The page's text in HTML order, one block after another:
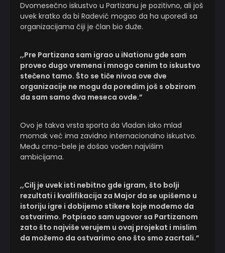
Dvomesečno iskustvo u Partizanu je pozitivno, ali još
uvek kratko da bi Radević mogao da ha uporedi sa
organizacijama čiji je član bio duže.
,,Pre Partizana sam igrao u iNationu gde sam
proveo dugo vremena i mnogo cenim to iskustvo
stečeno tamo. Što se tiče nivoa ove dve
organizacije ne mogu da poredim još s obzirom
da sam samo dva meseca ovde.”
Ovo je takva vrsta sporta da Vladan iako mlad
momak već ima zavidno internacionalno iskustvo.
Među crno-bele je došao vođen najvišim
ambicijama.
,,Cilj je uvek isti nebitno gde igram, što bolji
rezultati i kvalifikacija za Major da se upišemo u
istoriju igre i dobijemo stikere koje mođemo da
ostvarimo. Potpisao sam ugovor sa Partizanom
zato što najviše verujem u ovaj projekat i mislim
da možemo da ostvarimo ono što smo zacrtali.”